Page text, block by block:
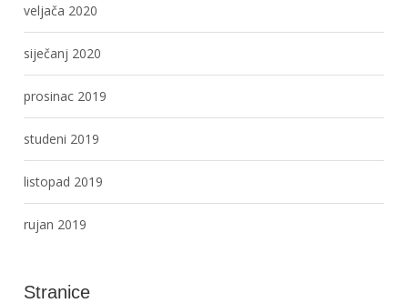
veljača 2020
siječanj 2020
prosinac 2019
studeni 2019
listopad 2019
rujan 2019
Stranice